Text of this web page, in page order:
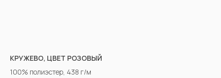
КРУЖЕВО, ЦВЕТ РОЗОВЫЙ
100% полиэстер, 438 г/м